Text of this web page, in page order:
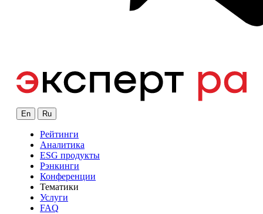
En Ru
Рейтинги
Аналитика
ESG продукты
Рэнкинги
Конференции
Тематики
Услуги
FAQ